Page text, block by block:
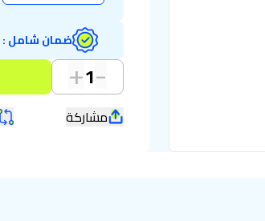
ضمان شامل:
-
1
+
مشاركة